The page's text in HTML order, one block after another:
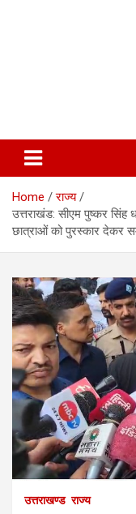
Home
राज्य
उत्तराखंड: सीएम पुष्कर सिंह
छात्राओं को पुरस्कार देकर
उत्तराखण्ड राज्य